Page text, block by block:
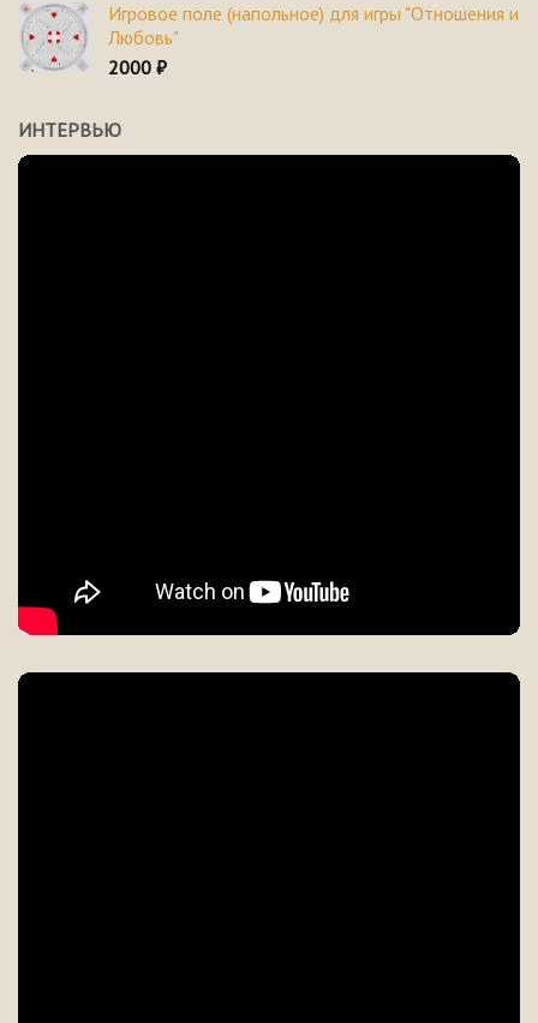
Игровое поле (напольное) для игры "Отношения и
Любовь"
2000 ₽
ИНТЕРВЬЮ